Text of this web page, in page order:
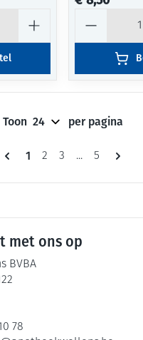
Pagina's
U lees momenteel
1 Pagina
2 Pagina
3 ... Pagina
5
Toon per pagina
met ons op
BVBA
78